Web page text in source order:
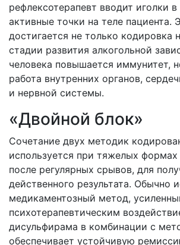
рефлексотерапевт вводит иголки
активные точки на теле пациента.
достигается не только кодировка
стадии развития алкогольной
человека повышается иммунитет,
работа внутренних органов,
и нервной системы.
«Двойной блок»
Сочетание двух методик
используется при тяжелых формах
после регулярных срывов, для
действенного результата. Обычно
медикаментозный метод,
психотерапевтическим
дисульфирама в комбинации с
обеспечивает устойчивую